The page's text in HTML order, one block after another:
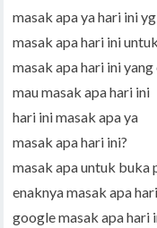
masak apa ya hari ini
masak apa hari ini
masak apa hari ini yang
mau masak apa hari ini
hari ini masak apa ya
masak apa hari ini?
masak apa untuk buka
enaknya masak apa
google masak apa hari